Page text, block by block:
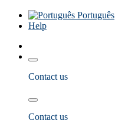
Português
Help
Contact us
Contact us